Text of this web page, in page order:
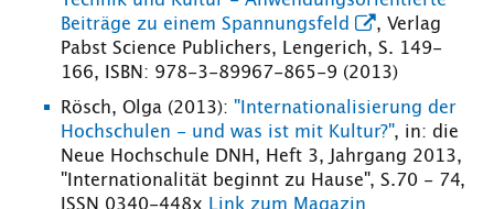
Beiträge zu einem Spannungsfeld
, Verlag
Pabst Science Publichers, Lengerich, S. 149-
166, ISBN: 978-3-89967-865-9 (2013)
Rösch, Olga (2013): "Internationalisierung der
Hochschulen - und was ist mit Kultur?", in: die
Neue Hochschule DNH, Heft 3, Jahrgang 2013,
"Internationalität beginnt zu Hause", S.70 - 74,
ISSN 0340-448x Link zum Magazin